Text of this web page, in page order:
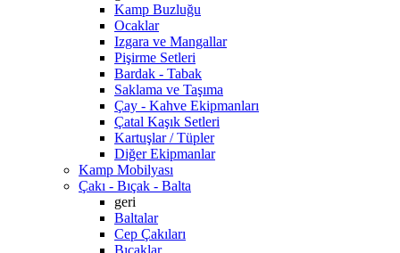
Kamp Buzluğu
Ocaklar
Izgara ve Mangallar
Pişirme Setleri
Bardak - Tabak
Saklama ve Taşıma
Çay - Kahve Ekipmanları
Çatal Kaşık Setleri
Kartuşlar / Tüpler
Diğer Ekipmanlar
Kamp Mobilyası
Çakı - Bıçak - Balta
geri
Baltalar
Cep Çakıları
Bıçaklar